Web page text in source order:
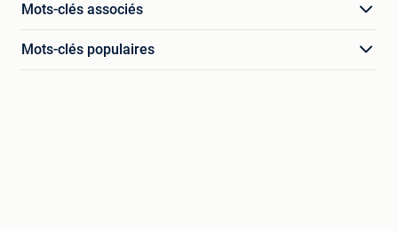
Mots-clés associés
Mots-clés populaires